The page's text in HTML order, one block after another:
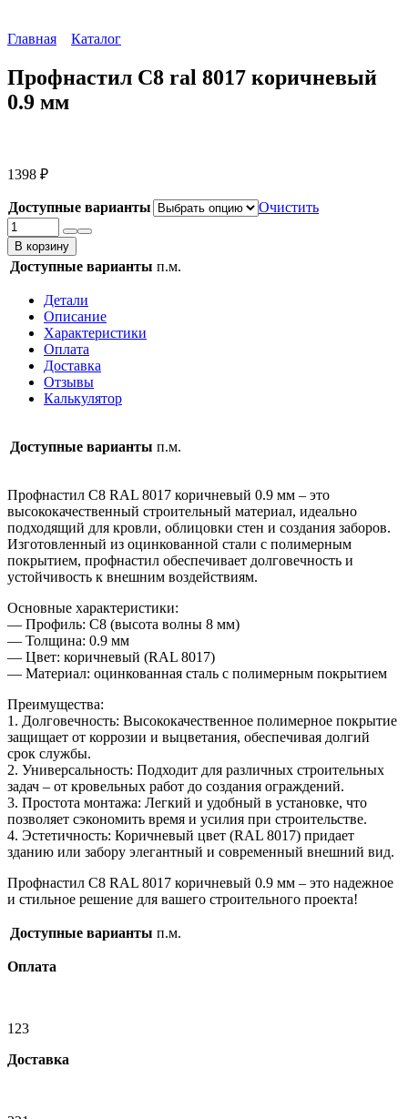
Главная Каталог
Профнастил С8 ral 8017 коричневый
0.9 мм
1398 ₽
Доступные варианты
Очистить
Количество
товара
Профнастил
С8
8017
коричневый
В корзину
Доступные варианты п.м.
Детали
Описание
Характеристики
Оплата
Доставка
Отзывы
Калькулятор
Доступные варианты п.м.
Профнастил С8 RAL 8017 коричневый 0.9 мм – это
высококачественный строительный материал, идеально
подходящий для кровли, облицовки стен и создания заборов.
Изготовленный из оцинкованной стали с полимерным
покрытием, профнастил обеспечивает долговечность и
устойчивость к внешним воздействиям.
Основные характеристики:
— Профиль: С8 (высота волны 8 мм)
— Толщина: 0.9 мм
— Цвет: коричневый (RAL 8017)
— Материал: оцинкованная сталь с полимерным покрытием
Преимущества:
1. Долговечность: Высококачественное полимерное покрытие
защищает от коррозии и выцветания, обеспечивая долгий
срок службы.
2. Универсальность: Подходит для различных строительных
задач – от кровельных работ до создания ограждений.
3. Простота монтажа: Легкий и удобный в установке, что
позволяет сэкономить время и усилия при строительстве.
4. Эстетичность: Коричневый цвет (RAL 8017) придает
зданию или забору элегантный и современный внешний вид.
Профнастил С8 RAL 8017 коричневый 0.9 мм – это надежное
и стильное решение для вашего строительного проекта!
Доступные варианты п.м.
Оплата
123
Доставка